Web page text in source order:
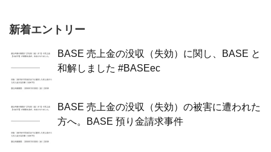
新着エントリー
BASE 売上金の没収（失効）に関し、BASE と
和解しました #BASEec
BASE 売上金の没収（失効）の被害に遭われた
方へ。BASE 預り金請求事件